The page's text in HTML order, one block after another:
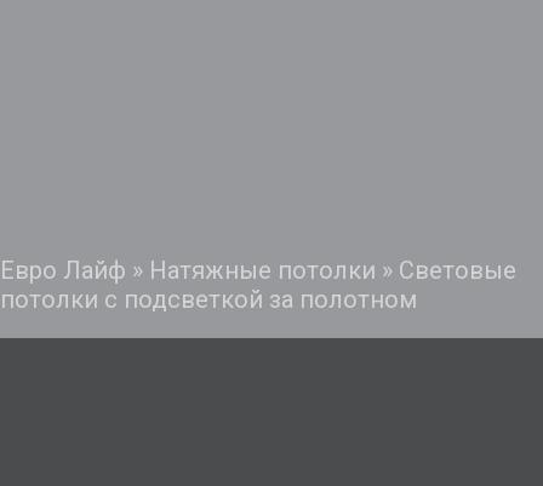
Евро Лайф » Натяжные потолки » Световые
потолки с подсветкой за полотном